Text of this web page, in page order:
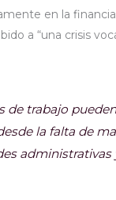
en la
a “una crisis
de trabajo
la falta de